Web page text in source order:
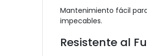
Mantenimiento fácil
impecables.
Resistente al